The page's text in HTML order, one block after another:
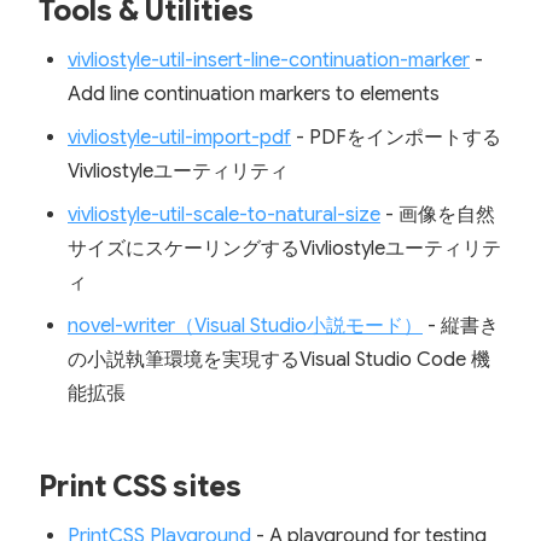
Tools & Utilities
vivliostyle-util-insert-line-continuation-marker -
Add line continuation markers to elements
vivliostyle-util-import-pdf - PDFをインポートする
Vivliostyleユーティリティ
vivliostyle-util-scale-to-natural-size - 画像を自然
サイズにスケーリングするVivliostyleユーティリテ
ィ
novel-writer（Visual Studio小説モード）
- 縦書き
の小説執筆環境を実現するVisual Studio Code 機
能拡張
Print CSS sites
PrintCSS Playground - A playground for testing